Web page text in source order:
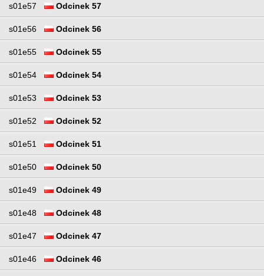
s01e57 Odcinek 57
s01e56 Odcinek 56
s01e55 Odcinek 55
s01e54 Odcinek 54
s01e53 Odcinek 53
s01e52 Odcinek 52
s01e51 Odcinek 51
s01e50 Odcinek 50
s01e49 Odcinek 49
s01e48 Odcinek 48
s01e47 Odcinek 47
s01e46 Odcinek 46